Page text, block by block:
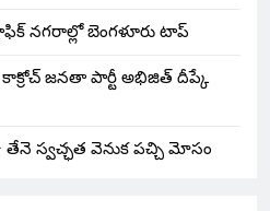
నగరాల్లో బెంగళూరు టాప్
జనతా పార్టీ అభిజిత్ దీప్కే
తేనె స్వచ్ఛత వెనుక పచ్చి మోసం